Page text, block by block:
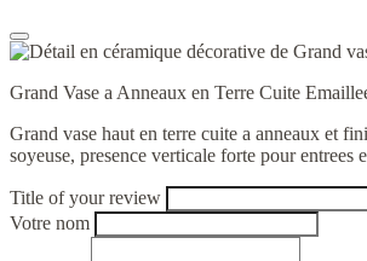
Grand Vase a Anneaux en Terre Cuite
Grand vase haut en terre cuite a anneaux et
soyeuse, presence verticale forte pour entrees
Title of your review
Votre nom